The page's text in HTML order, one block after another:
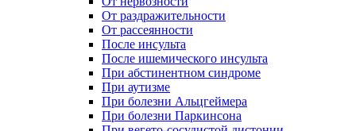
От раздражительности
От рассеянности
После инсульта
После ишемического инсульта
При абстинентном синдроме
При аутизме
При болезни Альцгеймера
При болезни Паркинсона